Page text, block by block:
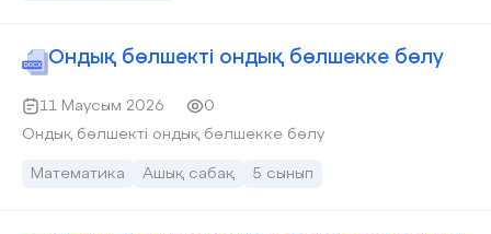
«Екінші ұстаз» атанған бабамыз Әл-Фараби сонау орта
ғасырларда-ақ геометрия мен тригонометрияның негізін
қалап кетті. Ал бертін келе қазақтан шыққан тұңғыш
математика профессоры Әлімхан Ермеков сынды
тұлғаларымыз бұл ғылымды ұлттық мектептің іргетасы
Ондық бөлшекті ондық бөлшекке бөлу
11 Маусым 2026
0
Ондық бөлшекті ондық бөлшекке бөлу
Математика Ашық сабақ 5 сынып